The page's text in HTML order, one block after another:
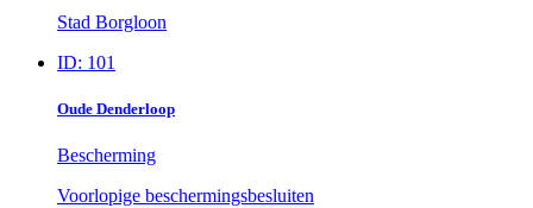
Stad Borgloon
ID: 101
Oude Denderloop
Bescherming
Voorlopige beschermingsbesluiten